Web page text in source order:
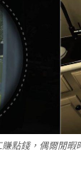
點錢，偶爾閒